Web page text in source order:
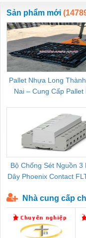
ewara
Sản phẩm mới
Pallet Nhựa Long
Nai – Cung Cấp Pallet
Bộ Chống Sét Nguồn 3
Dây Phoenix Contact
Nhà cung cấp